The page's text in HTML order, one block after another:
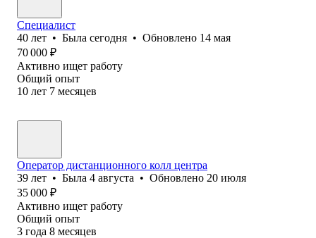
Специалист
40 лет • Была сегодня • Обновлено 14 мая
70 000 ₽
Активно ищет работу
Общий опыт
10 лет 7 месяцев
Оператор дистанционного колл центра
39 лет • Была 4 августа • Обновлено 20 июля
35 000 ₽
Активно ищет работу
Общий опыт
3 года 8 месяцев